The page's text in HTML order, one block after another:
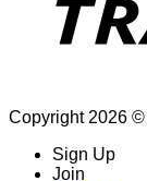
Copyright 2026 ©
Sign Up
Join